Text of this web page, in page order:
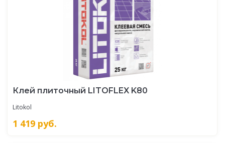
Клей плиточный LITOFLEX K80
Litokol
1 419 руб.